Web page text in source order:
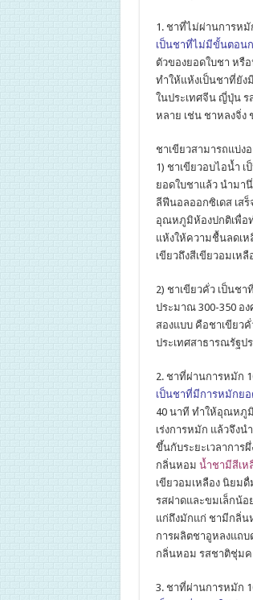
1. ชาที่ไม่ผ่านการหมั
เป็นชาที่ไม่มีขั้นตอน
ตัวของยอดใบชา หรื
ทำให้แห้งเป็นชาที่ยั
ในประเทศจีน ญี่ปุ่น ร
หลาย เช่น ชาหลงจิ่ง
ชาเขียวสามารถแบ่ง
1) ชาเขียวอบไอน้ำ
ยอดใบชาแล้ว นำมา
ลีฟีนอลออกซิเดส เส
อุณหภูมิห้องปกติเพื่อ
แห้งให้ความชื้นลดเ
เขียวถึงสีเขียวอมเห
2) ชาเขียวคั่ว เป็นช
ประมาณ 300-350 อ
สองแบบ คือชาเขียว
ประเทศสาธารณรัฐป
2. ชาที่ผ่านการหมัก
เป็นชาที่มีการหมักยอ
40 นาที ทำให้อุณหภู
เร่งการหมัก แล้วจึง
ขึ้นกับระยะเวลาการ
กลิ่นหอม น้ำชามีสีเห
เขียวอมเหลือง นิยม
รสฝาดและขมเล็กน้
แก่ถึงมักแก่ ชามีกลิ่
การผลิตชาอูหลงแถ
กลิ่นหอม รสชาติชุ่ม
3. ชาที่ผ่านการหมัก